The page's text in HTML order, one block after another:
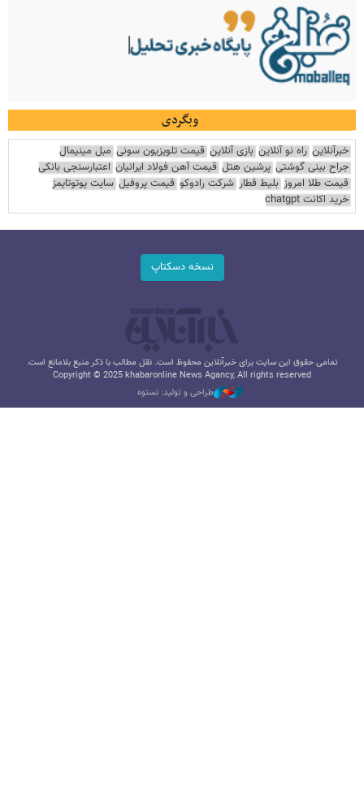
وبگردی
خبرآنلاین راه نو آنلاین بازی آنلاین قیمت تلویزیون سونی مبل مینیمال
جراح بینی گوشتی پرشین هتل قیمت آهن فولاد ایرانیان اعتبارسنجی بانکی
قیمت طلا امروز بلیط قطار شرکت رادوکو قیمت پروفیل سایت یوتوتایمز
خرید اکانت chatgpt
نسخه دسکتاپ
تمامی حقوق این سایت برای خبرآنلاین محفوظ است. نقل مطالب با ذکر منبع بلامانع است.
Copyright © 2025 khabaronline News Agancy, All rights reserved
طراحی و تولید: نستوه